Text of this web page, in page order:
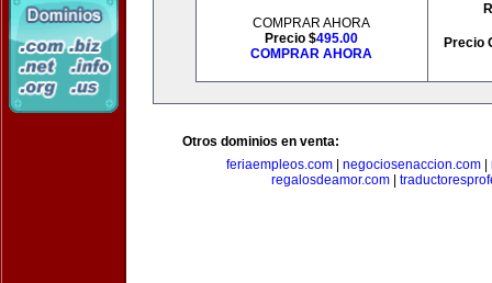
COMPRAR AHORA
Precio $495.00
COMPRAR AHORA
Precio
Otros dominios en venta:
feriaempleos.com
negociosenaccion.com
regalosdeamor.com